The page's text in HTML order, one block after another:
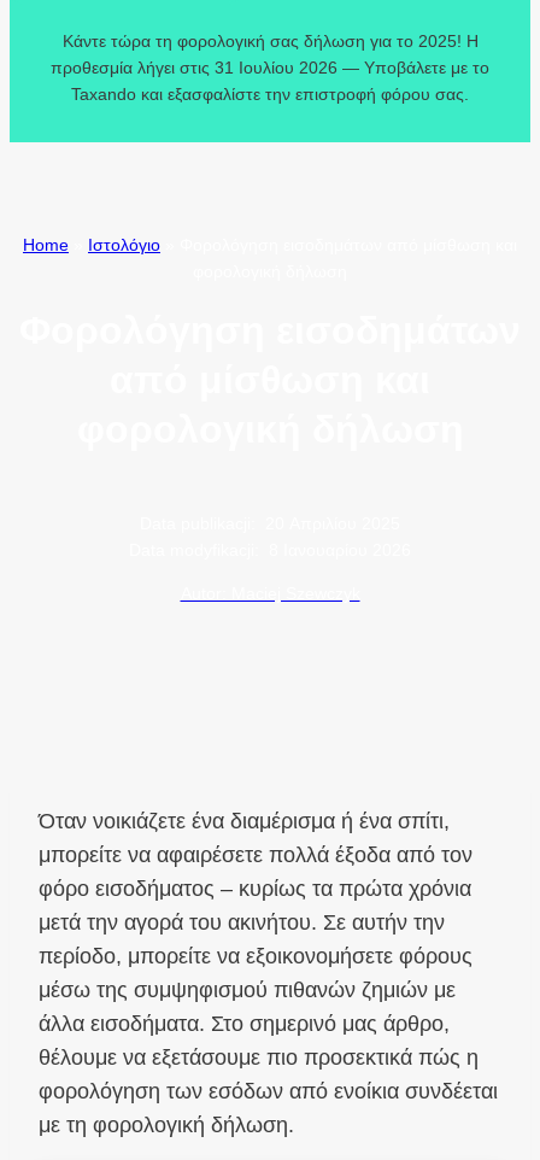
Κάντε τώρα τη φορολογική σας δήλωση για το 2025! Η
προθεσμία λήγει στις 31 Ιουλίου 2026 — Υποβάλετε με το
Taxando και εξασφαλίστε την επιστροφή φόρου σας.
Home Ιστολόγιο
Όταν νοικιάζετε ένα διαμέρισμα ή ένα σπίτι,
μπορείτε να αφαιρέσετε πολλά έξοδα από τον
φόρο εισοδήματος – κυρίως τα πρώτα χρόνια
μετά την αγορά του ακινήτου. Σε αυτήν την
περίοδο, μπορείτε να εξοικονομήσετε φόρους
μέσω της συμψηφισμού πιθανών ζημιών με
άλλα εισοδήματα. Στο σημερινό μας άρθρο,
θέλουμε να εξετάσουμε πιο προσεκτικά πώς η
φορολόγηση των εσόδων από ενοίκια συνδέεται
με τη φορολογική δήλωση.